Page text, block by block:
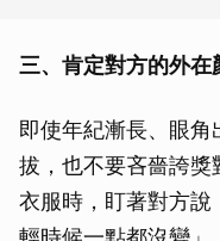
三、肯定對方的外在
即使年紀漸長、眼角
拔，也不要吝嗇誇
衣服時，盯著對方